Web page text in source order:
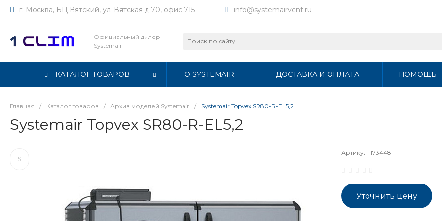
г. Москва, БЦ Вятский, ул. Вятская д.70, офис 715 info@systemairvent.ru
Официальный дилер
Systemair
КАТАЛОГ ТОВАРОВ О SYSTEMAIR ДОСТАВКА И ОПЛАТА ПОМОЩЬ
Главная / Каталог товаров / Архив моделей Systemair / Systemair Topvex SR80-R-EL5,2
Systemair Topvex SR80-R-EL5,2
Артикул: 173448
Уточнить цену